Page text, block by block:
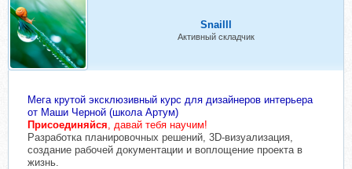
Snailll
Активный складчик
Мега крутой эксклюзивный курс для дизайнеров интерьера
от Маши Черной (школа Артум)
Присоединяйся , давай тебя научим!
Разработка планировочных решений, 3D-визуализация,
создание рабочей документации и воплощение проекта в
жизнь.